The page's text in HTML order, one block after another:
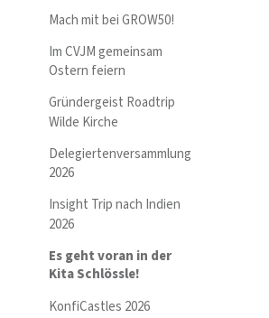
Mach mit bei GROW50!
Im CVJM gemeinsam
Ostern feiern
Gründergeist Roadtrip
Wilde Kirche
Delegiertenversammlung
2026
Insight Trip nach Indien
2026
Es geht voran in der
Kita Schlössle!
KonfiCastles 2026